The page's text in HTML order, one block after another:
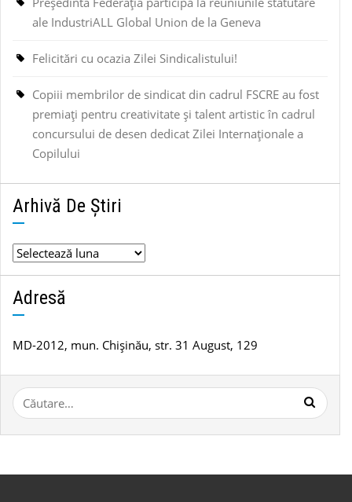
ale IndustriALL Global Union de la Geneva
Felicitări cu ocazia Zilei Sindicalistului!
Copiii membrilor de sindicat din cadrul FSCRE au fost
premiați pentru creativitate și talent artistic în cadrul
concursului de desen dedicat Zilei Internaționale a
Copilului
Arhivă De Știri
Arhivă
de
știri
Adresă
MD-2012, mun. Chișinău, str. 31 August, 129
Caută
după: